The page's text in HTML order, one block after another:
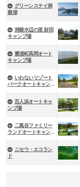
グリーンステイ洞
爺湖
洞爺水辺の里 財田
キャンプ場
豊浦町高岡オート
キャンプ場
いわないリゾート
パークオートキャンプ
百人浜オートキャ
ンプ場
二風谷ファミリー
ランドオートキャンプ
ニセウ・エコラン
ド